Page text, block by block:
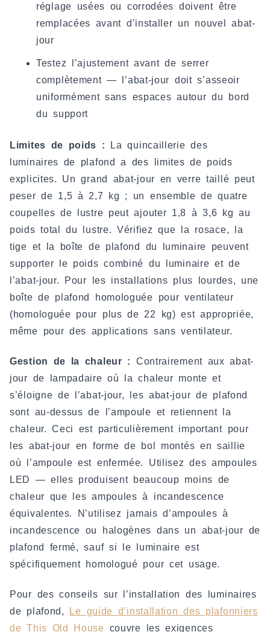
réglage usées ou corrodées doivent être
remplacées avant d’installer un nouvel abat-
jour
Testez l’ajustement avant de serrer
complètement — l’abat-jour doit s’asseoir
uniformément sans espaces autour du bord
du support
Limites de poids : La quincaillerie des
luminaires de plafond a des limites de poids
explicites. Un grand abat-jour en verre taillé peut
peser de 1,5 à 2,7 kg ; un ensemble de quatre
coupelles de lustre peut ajouter 1,8 à 3,6 kg au
poids total du lustre. Vérifiez que la rosace, la
tige et la boîte de plafond du luminaire peuvent
supporter le poids combiné du luminaire et de
l’abat-jour. Pour les installations plus lourdes, une
boîte de plafond homologuée pour ventilateur
(homologuée pour plus de 22 kg) est appropriée,
même pour des applications sans ventilateur.
Gestion de la chaleur :
Contrairement aux abat-
jour de lampadaire où la chaleur monte et
s’éloigne de l’abat-jour, les abat-jour de plafond
sont au-dessus de l’ampoule et retiennent la
chaleur. Ceci est particulièrement important pour
les abat-jour en forme de bol montés en saillie
où l’ampoule est enfermée. Utilisez des ampoules
LED — elles produisent beaucoup moins de
chaleur que les ampoules à incandescence
équivalentes. N’utilisez jamais d’ampoules à
incandescence ou halogènes dans un abat-jour de
plafond fermé, sauf si le luminaire est
spécifiquement homologué pour cet usage.
Pour des conseils sur l’installation des luminaires
de plafond,
Le guide d’installation des plafonniers
de This Old House
couvre les exigences